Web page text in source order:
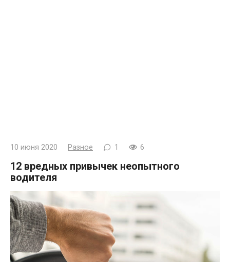
10 июня 2020 Разное 1 6
12 вредных привычек неопытного
водителя